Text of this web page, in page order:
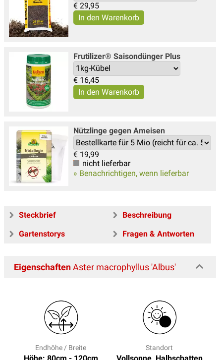
€ 29,95
Frutilizer® Saisondünger Plus
€ 16,45
Nützlinge gegen Ameisen
€ 19,99
nicht lieferbar
» Benachrichtigen, wenn lieferbar
Steckbrief
Beschreibung
Gartenstorys
Fragen & Antworten
EigenschaftenAster macrophyllus 'Albus'
Endhöhe / Breite
Höhe: 80cm - 120cm
Standort
Vollsonne, Halbschatten